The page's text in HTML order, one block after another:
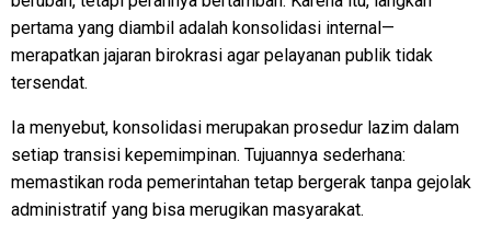
pertama yang diambil adalah konsolidasi internal—
merapatkan jajaran birokrasi agar pelayanan publik tidak
tersendat.
Ia menyebut, konsolidasi merupakan prosedur lazim dalam
setiap transisi kepemimpinan. Tujuannya sederhana:
memastikan roda pemerintahan tetap bergerak tanpa gejolak
administratif yang bisa merugikan masyarakat.